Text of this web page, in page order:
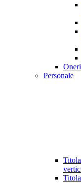
Personale